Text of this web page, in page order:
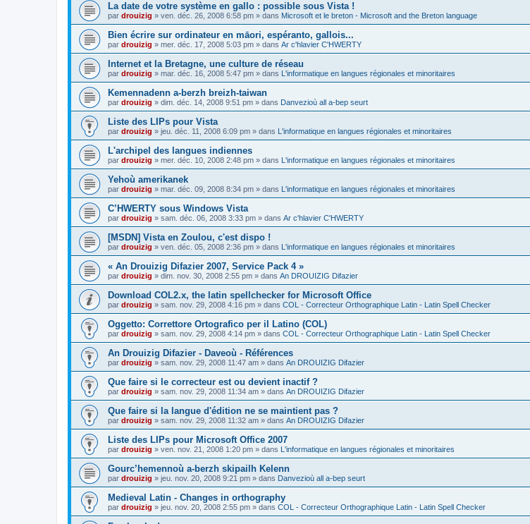
La date de votre système en gallo : possible sous Vista !
par drouizig » ven. déc. 26, 2008 6:58 pm » dans Microsoft et le breton - Microsoft and the Breton language
Bien écrire sur ordinateur en māori, espéranto, gallois...
par drouizig » mer. déc. 17, 2008 5:03 pm » dans Ar c'hlavier C'HWERTY
Internet et la Bretagne, une culture de réseau
par drouizig » mar. déc. 16, 2008 5:47 pm » dans L'informatique en langues régionales et minoritaires
Kemennadenn a-berzh breizh-taiwan
par drouizig » dim. déc. 14, 2008 9:51 pm » dans Danvezioù all a-bep seurt
Liste des LIPs pour Vista
par drouizig » jeu. déc. 11, 2008 6:09 pm » dans L'informatique en langues régionales et minoritaires
L'archipel des langues indiennes
par drouizig » mer. déc. 10, 2008 2:48 pm » dans L'informatique en langues régionales et minoritaires
Yehoù amerikanek
par drouizig » mar. déc. 09, 2008 8:34 pm » dans L'informatique en langues régionales et minoritaires
C’HWERTY sous Windows Vista
par drouizig » sam. déc. 06, 2008 3:33 pm » dans Ar c'hlavier C'HWERTY
[MSDN] Vista en Zoulou, c'est dispo !
par drouizig » ven. déc. 05, 2008 2:36 pm » dans L'informatique en langues régionales et minoritaires
« An Drouizig Difazier 2007, Service Pack 4 »
par drouizig » dim. nov. 30, 2008 2:55 pm » dans An DROUIZIG Difazier
Download COL2.x, the latin spellchecker for Microsoft Office
par drouizig » sam. nov. 29, 2008 4:16 pm » dans COL - Correcteur Orthographique Latin - Latin Spell Checker
Oggetto: Correttore Ortografico per il Latino (COL)
par drouizig » sam. nov. 29, 2008 4:14 pm » dans COL - Correcteur Orthographique Latin - Latin Spell Checker
An Drouizig Difazier - Daveoù - Références
par drouizig » sam. nov. 29, 2008 11:47 am » dans An DROUIZIG Difazier
Que faire si le correcteur est ou devient inactif ?
par drouizig » sam. nov. 29, 2008 11:34 am » dans An DROUIZIG Difazier
Que faire si la langue d'édition ne se maintient pas ?
par drouizig » sam. nov. 29, 2008 11:32 am » dans An DROUIZIG Difazier
Liste des LIPs pour Microsoft Office 2007
par drouizig » ven. nov. 21, 2008 1:20 pm » dans L'informatique en langues régionales et minoritaires
Gourc’hemennoù a-berzh skipailh Kelenn
par drouizig » jeu. nov. 20, 2008 9:21 pm » dans Danvezioù all a-bep seurt
Medieval Latin - Changes in orthography
par drouizig » jeu. nov. 20, 2008 2:55 pm » dans COL - Correcteur Orthographique Latin - Latin Spell Checker